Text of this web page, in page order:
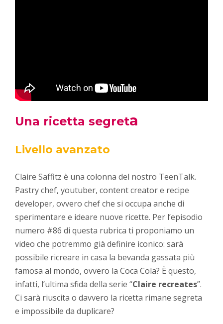
Una ricetta segreta
Livello avanzato
Claire Saffitz è una colonna del nostro TeenTalk.
Pastry chef, youtuber, content creator e recipe
developer, ovvero chef che si occupa anche di
sperimentare e ideare nuove ricette. Per l’episodio
numero #86 di questa rubrica ti proponiamo un
video che potremmo già definire iconico: sarà
possibile ricreare in casa la bevanda gassata più
famosa al mondo, ovvero la Coca Cola? È questo,
infatti, l’ultima sfida della serie “Claire recreates”.
Ci sarà riuscita o davvero la ricetta rimane segreta
e impossibile da duplicare?